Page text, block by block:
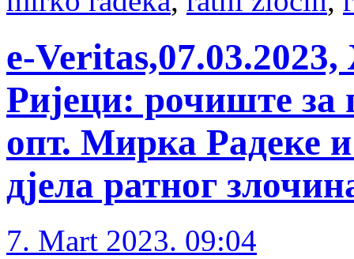
е-
Ријеци: рочиште за
опт. Мирка Радеке
дјела ратног
7. Mart 2023. 09:04